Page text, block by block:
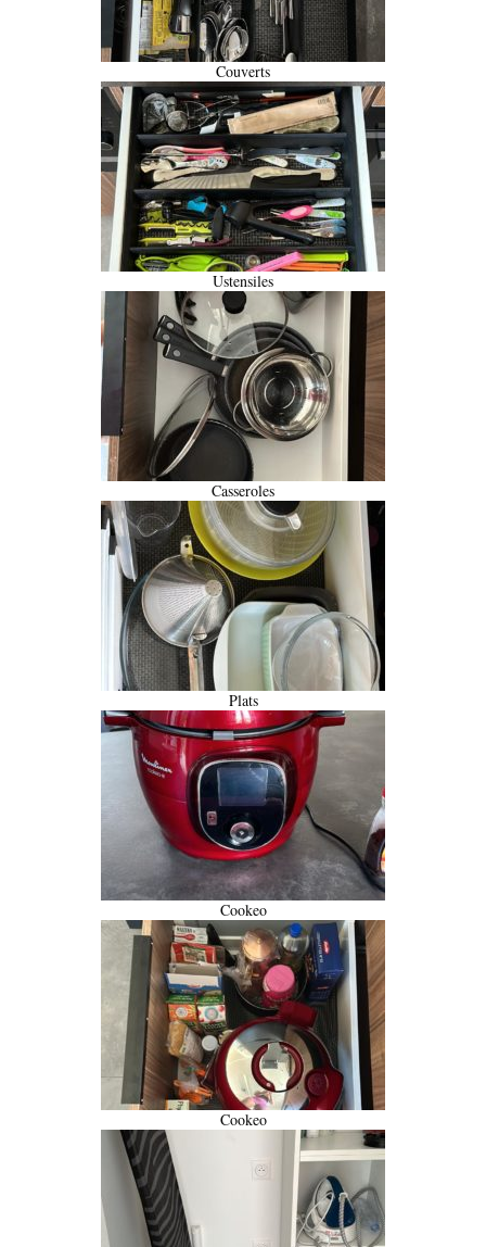
Couverts
Ustensiles
Casseroles
Plats
Cookeo
Cookeo